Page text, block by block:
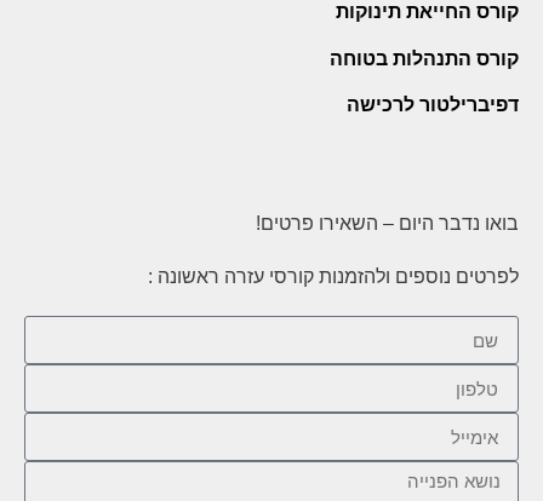
קורס החייאת תינוקות
קורס התנהלות בטוחה
דפיברילטור לרכישה
בואו נדבר היום – השאירו פרטים!
לפרטים נוספים ולהזמנות קורסי עזרה ראשונה :